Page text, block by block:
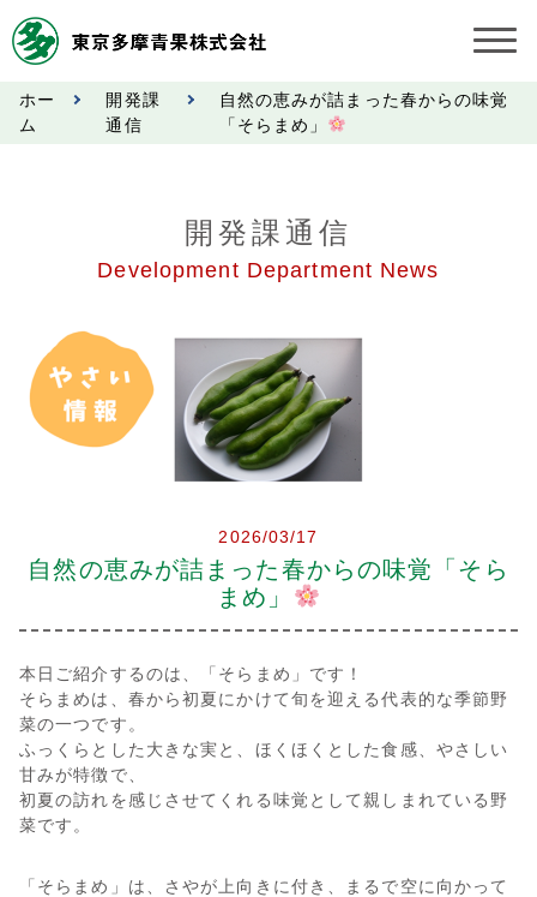
公表事項
奨励金受託手数料
営業日カレンダー
採用情報
アクセス
お問い合わせ
プライバシーポリシー
ホー
ム
開発課
通信
自然の恵みが詰まった春からの味覚
「そらまめ」
開発課通信
Development Department News
2026/03/17
自然の恵みが詰まった春からの味覚「そら
まめ」
本日ご紹介するのは、「そらまめ」です！
そらまめは、春から初夏にかけて旬を迎える代表的な季節野
菜の一つです。
ふっくらとした大きな実と、ほくほくとした食感、やさしい
甘みが特徴で、
初夏の訪れを感じさせてくれる味覚として親しまれている野
菜です。
「そらまめ」は、さやが上向きに付き、まるで空に向かって